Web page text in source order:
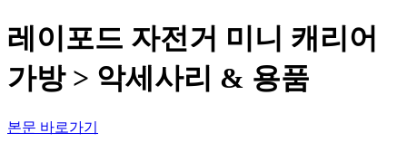
레이포드 자전거 미니 캐리어
가방 > 악세사리 & 용품
본문 바로가기